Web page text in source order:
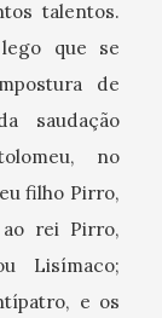
talentos.
que se
de
saudação
no
filho Pirro,
rei Pirro,
Lisímaco;
e os